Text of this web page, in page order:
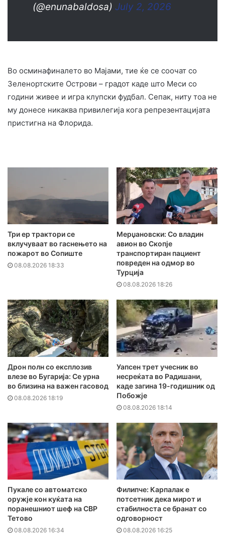
(@enunabaldosa) July 2, 2026
Во осминафиналето во Мајами, тие ќе се соочат со
Зеленортските Острови – градот каде што Меси со
години живее и игра клупски фудбал. Сепак, ниту тоа не
му донесе никаква привилегија кога репрезентацијата
пристигна на Флорида.
Три ер трактори се
вклучуваат во гаснењето на
пожарот во Сопиште
08.08.2026 18:33
Мерџановски: Со владин
авион во Скопје
транспортиран пациент
повреден на одмор во
Турција
08.08.2026 18:26
Дрон полн со експлозив
влезе во Бугарија: Се урна
во близина на важен гасовод
08.08.2026 18:19
Уапсен трет учесник во
несреќата во Радишани,
каде загина 19-годишник од
Побожје
08.08.2026 18:14
Пукале со автоматско
оружје кон куќата на
поранешниот шеф на СВР
Тетово
08.08.2026 16:34
Филипче: Карпалак е
потсетник дека мирот и
стабилноста се бранат со
одговорност
08.08.2026 16:25